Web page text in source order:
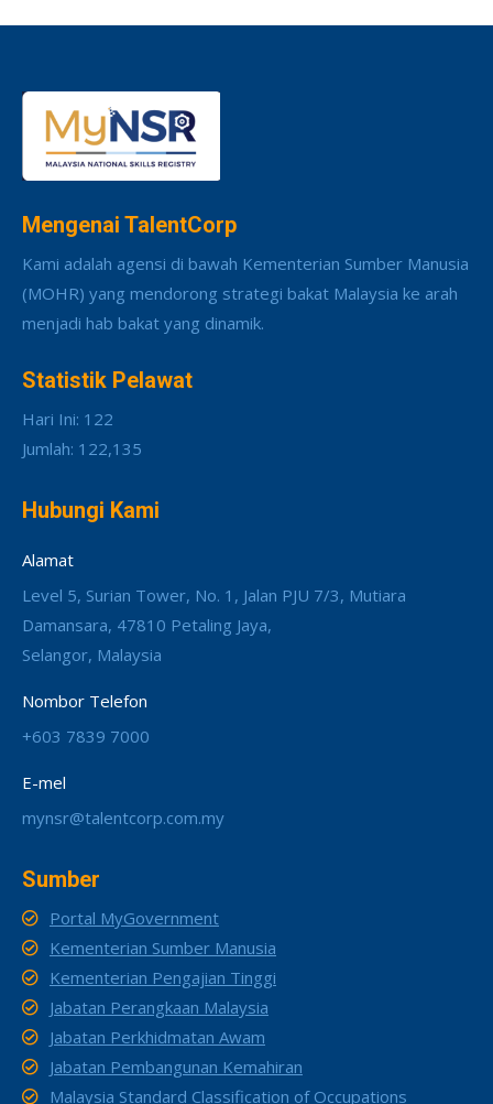
Mengenai TalentCorp
Kami adalah agensi di bawah Kementerian Sumber Manusia
(MOHR) yang mendorong strategi bakat Malaysia ke arah
menjadi hab bakat yang dinamik.
Statistik Pelawat
Hari Ini: 122
Jumlah: 122,135
Hubungi Kami
Alamat
Level 5, Surian Tower, No. 1, Jalan PJU 7/3, Mutiara
Damansara, 47810 Petaling Jaya,
Selangor, Malaysia
Nombor Telefon
+603 7839 7000
E-mel
mynsr@talentcorp.com.my
Sumber
Portal MyGovernment
Kementerian Sumber Manusia
Kementerian Pengajian Tinggi
Jabatan Perangkaan Malaysia
Jabatan Perkhidmatan Awam
Jabatan Pembangunan Kemahiran
Malaysia Standard Classification of Occupations